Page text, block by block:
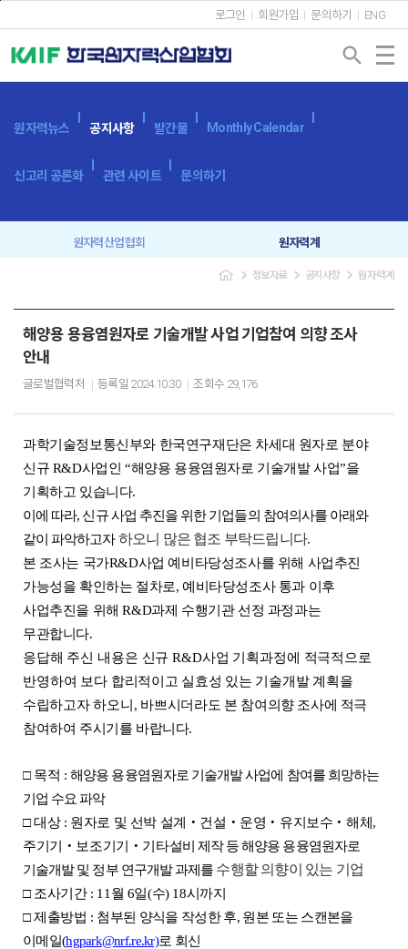
로그인 회원가입 문의하기 ENG
search
원자력뉴스 공지사항 발간물 Monthly Calendar
신고리 공론화 관련 사이트 문의하기
원자력산업협회 원자력계
navigate_next 정보자료 navigate_next 공지사항 navigate_next 원자력계
해양용 용융염원자로 기술개발 사업 기업참여 의향 조사
안내
글로벌협력처 등록일 2024.10.30 조회수 29,176
과학기술정보통신부와 한국연구재단은 차세대 원자로 분야
신규 R&D사업인 “해양용 용융염원자로 기술개발 사업”을
기획하고 있습니다.
이에 따라, 신규 사업 추진을 위한 기업들의 참여의사를 아래와
같이 파악하고자하오니 많은 협조 부탁드립니다.
본 조사는 국가R&D사업 예비타당성조사를 위해 사업추진
가능성을 확인하는 절차로, 예비타당성조사 통과 이후
사업추진을 위해 R&D과제 수행기관 선정 과정과는
무관합니다.
응답해 주신 내용은 신규 R&D사업 기획과정에 적극적으로
반영하여 보다 합리적이고 실효성 있는 기술개발 계획을
수립하고자 하오니, 바쁘시더라도 본 참여의향 조사에 적극
참여하여 주시기를 바랍니다.
□ 목적 :해양용 용융염원자로 기술개발 사업에 참여를 희망하는
기업 수요 파악
□ 대상 : 원자로 및 선박 설계
‧ 건설 ‧ 운영 ‧ 유지보수 ‧해체,
주기기
‧ 보조기기 ‧ 기타설비 제작 등 해양용 용융염원자로
기술개발 및 정부 연구개발 과제를 수행할 의향이 있는 기업
□ 조사기간 : 11월 6일(수) 18시까지
□ 제출방법 : 첨부된 양식을 작성한 후, 원본 또는 스캔본을
이메일(hgpark@nrf.re.kr)로 회신